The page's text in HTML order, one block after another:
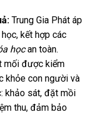
Trung Gia Phát áp
kết hợp các
họcan toàn.
mối được kiểm
khỏe con người và
khảo sát, đặt mồi
thu, đảm bảo